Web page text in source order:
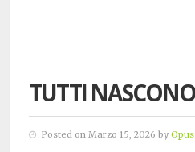
TUTTI
Posted on Marzo 15, 2026 by